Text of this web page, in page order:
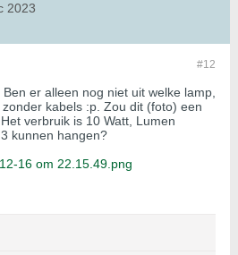
2023
#12
er alleen nog niet uit welke lamp,
kabels :p. Zou dit (foto) een
verbruik is 10 Watt, Lumen
kunnen hangen?
16 om 22.15.49.png